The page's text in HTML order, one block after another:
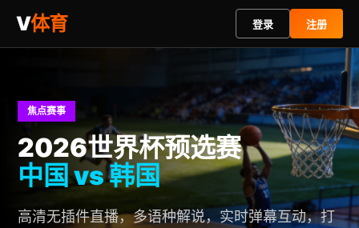
V体育 登录 注册
焦点赛事
2026世界杯预选赛
中国 vs 韩国
高清无插件直播，多语种解说，实时弹幕互动，打